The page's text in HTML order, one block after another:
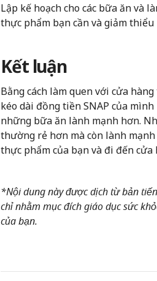
Lập kế hoạch cho các bữa ăn và
thực phẩm bạn cần và giảm
Kết luận
Bằng cách làm quen với cửa
kéo dài đồng tiền SNAP của
những bữa ăn lành mạnh hơn.
thường rẻ hơn mà còn lành
thực phẩm của bạn và đi đến cửa
*Nội dung này được dịch từ bản
chỉ nhằm mục đích giáo dục sức
của bạn.